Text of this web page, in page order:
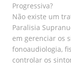
Progressiva?
Não existe um
Paralisia
em gerenciar os
fonoaudiologia,
controlar os